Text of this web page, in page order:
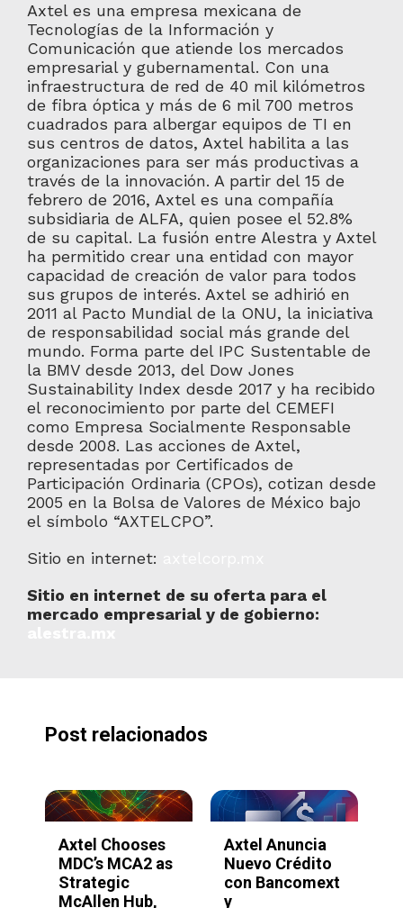
Axtel es una empresa mexicana de
Tecnologías de la Información y
Comunicación que atiende los mercados
empresarial y gubernamental. Con una
infraestructura de red de 40 mil kilómetros
de fibra óptica y más de 6 mil 700 metros
cuadrados para albergar equipos de TI en
sus centros de datos, Axtel habilita a las
organizaciones para ser más productivas a
través de la innovación. A partir del 15 de
febrero de 2016, Axtel es una compañía
subsidiaria de ALFA, quien posee el 52.8%
de su capital. La fusión entre Alestra y Axtel
ha permitido crear una entidad con mayor
capacidad de creación de valor para todos
sus grupos de interés. Axtel se adhirió en
2011 al Pacto Mundial de la ONU, la iniciativa
de responsabilidad social más grande del
mundo. Forma parte del IPC Sustentable de
la BMV desde 2013, del Dow Jones
Sustainability Index desde 2017 y ha recibido
el reconocimiento por parte del CEMEFI
como Empresa Socialmente Responsable
desde 2008. Las acciones de Axtel,
representadas por Certificados de
Participación Ordinaria (CPOs), cotizan desde
2005 en la Bolsa de Valores de México bajo
el símbolo “AXTELCPO”.
Sitio en internet:
Sitio en internet de su oferta para el
mercado empresarial y de gobierno:
Post relacionados
Axtel y
SimplyAsk.ai
lanzan
plataforma de
Axtel Reporta
Resultados del
Tercer
Trimestre 2025